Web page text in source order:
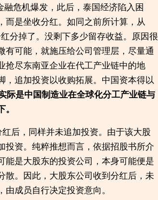
危机爆发，此后，泰国经济陷入困
是坐收分红。如同之前所计算，从
分掉了。没剩下多少留存收益。原因很
可能，就施压给公司管理层，尽量通
抢尽东南亚企业在代工产业链中的地
追加投资以收购拓展。中国资本得以
际是中国制造业在全球化分工产业链与
后，同样并未追加投资。由于该大股
投资。纯粹推想而言，依据招股书所介
是大股东的投资公司，本身可能便是
。因此，大股东公司收到分红后，未
成员自行决定投资意向。